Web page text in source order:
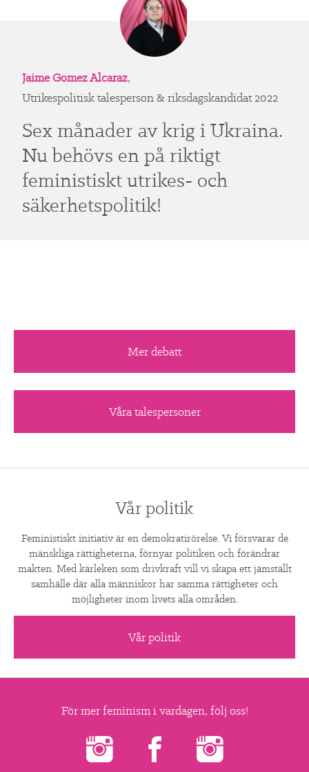
Jaime Gomez Alcaraz,
Utrikespolitisk talesperson & riksdagskandidat 2022
Sex månader av krig i Ukraina.
Nu behövs en på riktigt
feministiskt utrikes- och
säkerhetspolitik!
Mer debatt
Våra talespersoner
Vår politik
Feministiskt initiativ är en demokratirörelse. Vi försvarar de
mänskliga rättigheterna, förnyar politiken och förändrar
makten. Med kärleken som drivkraft vill vi skapa ett jämställt
samhälle där alla människor har samma rättigheter och
möjligheter inom livets alla områden.
Vår politik
För mer feminism i vardagen, följ oss!